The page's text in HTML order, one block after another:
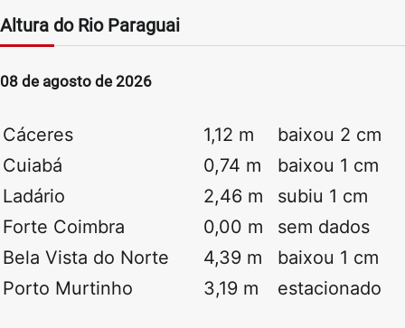
Altura do Rio Paraguai
08 de agosto de 2026
Cáceres 1,12 m
baixou 2 cm
Cuiabá
0,74 m
baixou 1 cm
Ladário
2,46 m
subiu 1 cm
Forte Coimbra
0,00 m
sem dados
Bela Vista do Norte
4,39 m
baixou 1 cm
Porto Murtinho
3,19 m estacionado